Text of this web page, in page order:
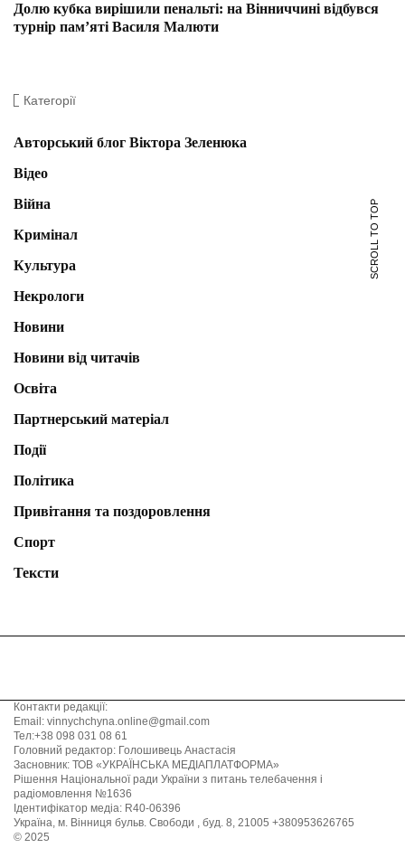
Долю кубка вирішили пенальті: на Вінниччині відбувся
турнір пам’яті Василя Малюти
Категорії
Авторський блог Віктора Зеленюка
Відео
Війна
Кримінал
Культура
Некрологи
Новини
Новини від читачів
Освіта
Партнерський матеріал
Події
Політика
Привітання та поздоровлення
Спорт
Тексти
SCROLL TO TOP
Контакти редакції:
Email: vinnychchyna.online@gmail.com
Тел:+38 098 031 08 61
Головний редактор: Голошивець Анастасія
Засновник: ТОВ «УКРАЇНСЬКА МЕДІАПЛАТФОРМА»
Рішення Національної ради України з питань телебачення і
радіомовлення №1636
Ідентифікатор медіа: R40-06396
Україна, м. Вінниця бульв. Свободи , буд. 8, 21005 +380953626765
© 2025